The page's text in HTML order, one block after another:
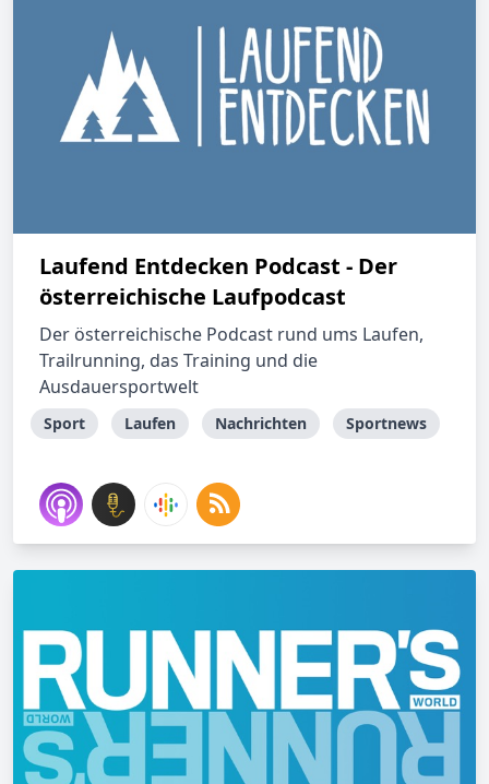
Laufend Entdecken Podcast - Der
österreichische Laufpodcast
Der österreichische Podcast rund ums Laufen,
Trailrunning, das Training und die
Ausdauersportwelt
Sport Laufen Nachrichten Sportnews